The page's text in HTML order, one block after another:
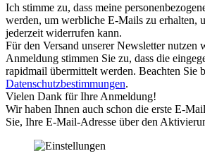
Ich stimme zu, dass meine
werden, um werbliche E-Mails zu erhalten,
jederzeit widerrufen kann.
Für den Versand unserer Newsletter
Anmeldung stimmen Sie zu, dass die
rapidmail übermittelt werden. Beachten Sie
Datenschutzbestimmungen.
Vielen Dank für Ihre Anmeldung!
Wir haben Ihnen auch schon die erste E-
Sie, Ihre E-Mail-Adresse über den